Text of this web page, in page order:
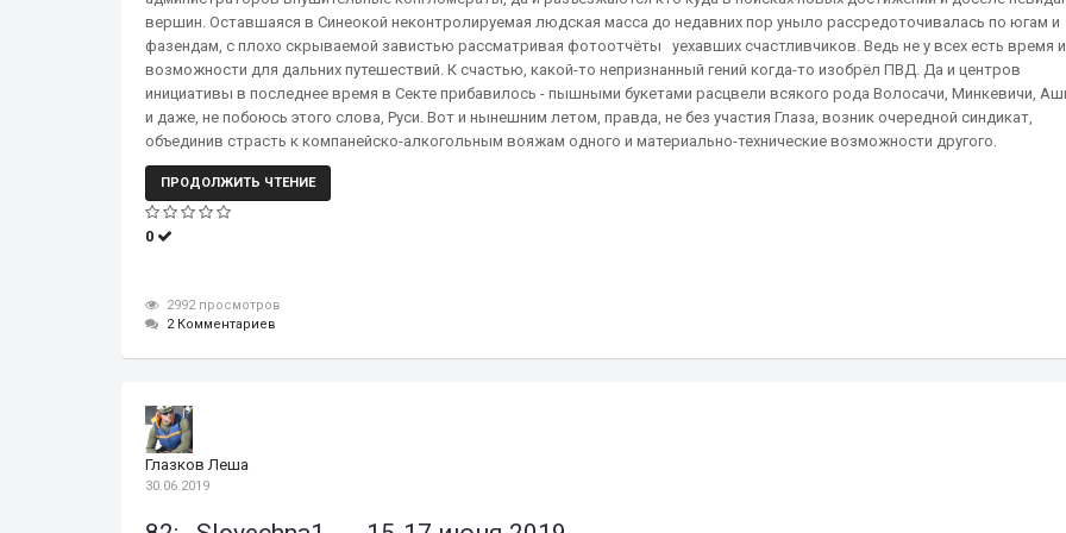
вершин. Оставшаяся в Синеокой неконтролируемая людская масса до недавних пор уныло рассредоточивалась по югам и
фазендам, с плохо скрываемой завистью рассматривая фотоотчёты уехавших счастливчиков. Ведь не у всех есть время и
возможности для дальних путешествий. К счастью, какой-то непризнанный гений когда-то изобрёл ПВД. Да и центров
инициативы в последнее время в Секте прибавилось - пышными букетами расцвели всякого рода Волосачи, Минкевичи,
и даже, не побоюсь этого слова, Руси. Вот и нынешним летом, правда, не без участия Глаза, возник очередной синдикат,
объединив страсть к компанейско-алкогольным вояжам одного и материально-технические возможности другого.
ПРОДОЛЖИТЬ ЧТЕНИЕ
0
2992 просмотров
2 Комментариев
Глазков Леша
30.06.2019